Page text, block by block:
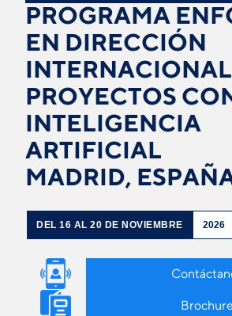
PROGRAMA
EN DIRECCIÓN
PROYECTOS
INTELIGENCIA
ARTIFICIAL
MADRID,
DEL 16 AL 20 DE NOVIEMBRE 2026
Brochure